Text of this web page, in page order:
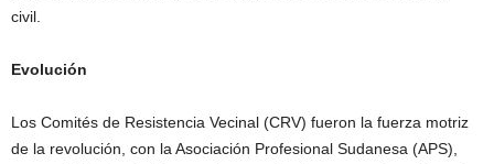
civil.
Evolución
Los Comités de Resistencia Vecinal (CRV) fueron la fuerza motriz
de la revolución, con la Asociación Profesional Sudanesa (APS),